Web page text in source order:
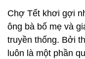
Chợ Tết khơi gợi
ông bà bố mẹ và
truyền thống. Bởi
luôn là một phần